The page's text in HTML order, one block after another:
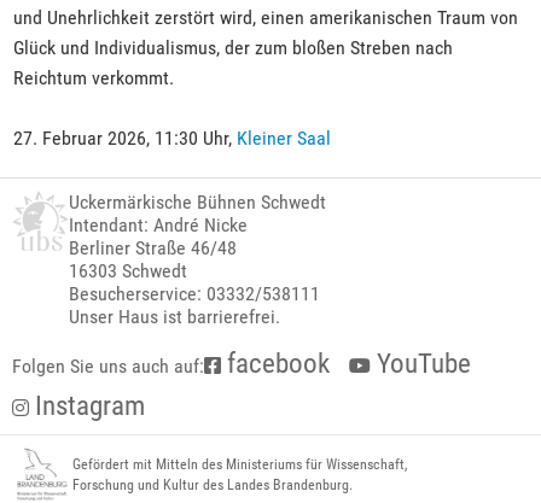
und Unehrlichkeit zerstört wird, einen amerikanischen Traum von
Glück und Individualismus, der zum bloßen Streben nach
Reichtum verkommt.
27. Februar 2026, 11:30 Uhr, Kleiner Saal
Uckermärkische Bühnen Schwedt
Intendant: André Nicke
Berliner Straße 46/48
16303 Schwedt
Besucherservice: 03332/538111
Unser Haus ist barrierefrei.
Folgen Sie uns auch auf: facebook
YouTube
Instagram
Gefördert mit Mitteln des Ministeriums für Wissenschaft,
Forschung und Kultur des Landes Brandenburg.